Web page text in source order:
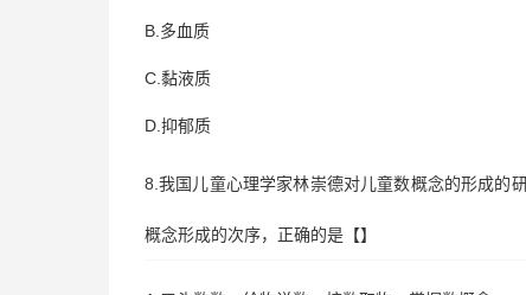
B.多血质
C.黏液质
D.抑郁质
8.我国儿童心理学家林崇德对儿童数概念的形成的
概念形成的次序，正确的是【】